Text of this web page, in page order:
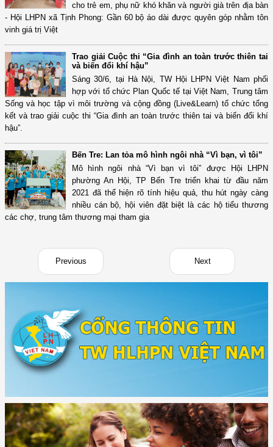
cho trẻ em, phụ nữ khó khăn và người già trên địa bàn
- Hội LHPN xã Tịnh Phong: Gần 60 bộ áo dài được quyên góp nhằm tôn
vinh giá trị Việt
Trao giải Cuộc thi “Gia đình an toàn trước thiên tai
và biến đổi khí hậu”
Sáng 30/6, tại Hà Nội, TW Hội LHPN Việt Nam phối
hợp với tổ chức Plan Quốc tế tại Việt Nam, Trung tâm
Sống và học tập vì môi trường và cộng đồng (Live&Learn) tổ chức tổng
kết và trao giải cuộc thi “Gia đình an toàn trước thiên tai và biến đổi khí
hậu”.
Bến Tre: Lan tỏa mô hình ngôi nhà “Vì bạn, vì tôi”
Mô hình ngôi nhà “Vì bạn vì tôi” được Hội LHPN
phường An Hội, TP Bến Tre triển khai từ đầu năm
2021 đã thể hiện rõ tính hiệu quả, thu hút ngày càng
nhiều cán bộ, hội viên đặt biệt là các hộ tiểu thương
các chợ, trung tâm thương mại tham gia
Previous Next